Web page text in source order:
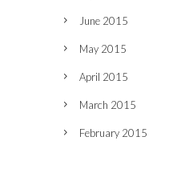
June 2015
May 2015
April 2015
March 2015
February 2015